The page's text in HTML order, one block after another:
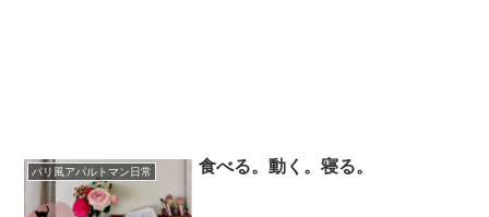
パリ風アパルトマン日常 食べる。動く。寝る。